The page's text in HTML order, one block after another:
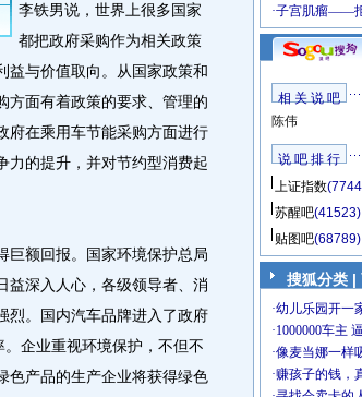
李铁男说，世界上很多国家
都把政府采购作为相关政策
益与价值取向。从国家政策和
方面有着政策的要求、管理的
府在乘用车节能采购方面进行
力的提升，并对节约型消费起
额回报。国家环境保护总局
益深入人心，各级领导者、消
烈。国内汽车品牌进入了政府
企业重视环境保护，不但不
色产品的生产企业将获得绿色
相 关 说 吧
陈伟
说 吧 排 行
上证指数
苏醒吧(41523)
贴图吧(68789)
搜狐分类 |